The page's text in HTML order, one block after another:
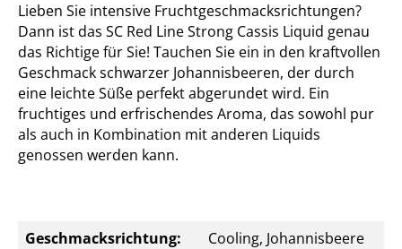
Lieben Sie intensive Fruchtgeschmacksrichtungen?
Dann ist das SC Red Line Strong Cassis Liquid genau
das Richtige für Sie! Tauchen Sie ein in den kraftvollen
Geschmack schwarzer Johannisbeeren, der durch
eine leichte Süße perfekt abgerundet wird. Ein
fruchtiges und erfrischendes Aroma, das sowohl pur
als auch in Kombination mit anderen Liquids
genossen werden kann.
Geschmacksrichtung:
Cooling, Johannisbeere